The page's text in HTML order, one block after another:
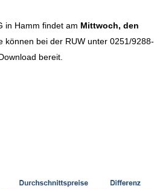
in Hamm findet am Mittwoch, den
können bei der RUW unter 0251/9288-
bereit.